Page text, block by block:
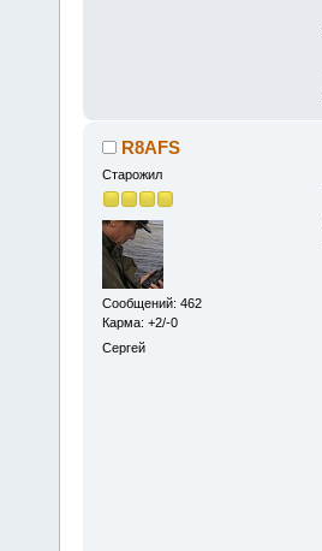
R8AFS
Старожил
Сообщений: 462
Карма: +2/-0
Сергей